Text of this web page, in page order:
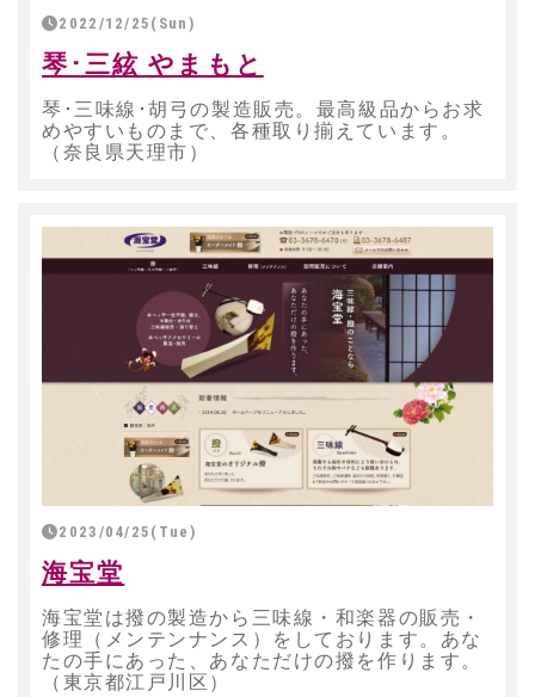
2022/12/25(Sun)
琴･三絃 やまもと
琴･三味線･胡弓の製造販売。最高級品からお求
めやすいものまで、各種取り揃えています。
（奈良県天理市）
2023/04/25(Tue)
海宝堂
海宝堂は撥の製造から三味線・和楽器の販売・
修理（メンテンナンス）をしております。あな
たの手にあった、あなただけの撥を作ります。
（東京都江戸川区）